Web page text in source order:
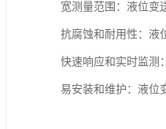
宽测量范围：液位变
抗腐蚀和耐用性：液
快速响应和实时监测
易安装和维护：液位